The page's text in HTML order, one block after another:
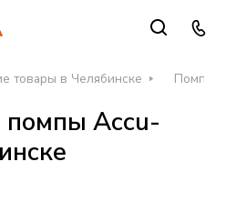
товары в Челябинске Помпы
помпы Accu-